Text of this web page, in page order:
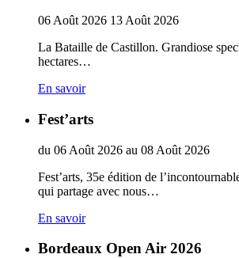
06 Août 2026 13 Août 2026
La Bataille de Castillon. Grandiose
hectares…
En savoir
Fest’arts
du 06 Août 2026 au 08 Août 2026
Fest’arts, 35e édition de
qui partage avec nous…
En savoir
Bordeaux Open Air 2026